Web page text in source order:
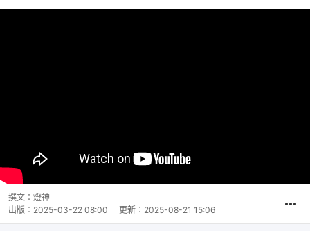
撰文： 燈神
出版： 2025-03-22 08:00 更新： 2025-08-21 15:06